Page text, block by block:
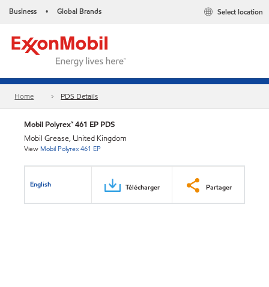
Business • Global Brands Select location
Home PDS Details
Mobil Polyrex™ 461 EP PDS
Mobil Grease, United Kingdom
View Mobil Polyrex 461 EP
English Télécharger Partager